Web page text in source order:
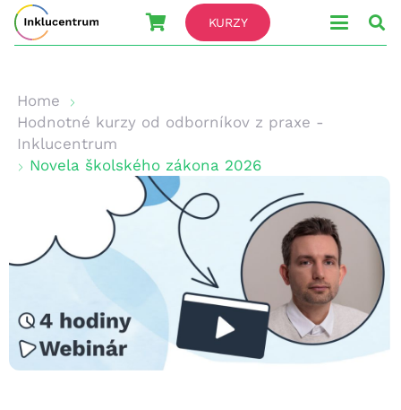
KURZY
Home
Hodnotné kurzy od odborníkov z praxe -
Inklucentrum
Novela školského zákona 2026